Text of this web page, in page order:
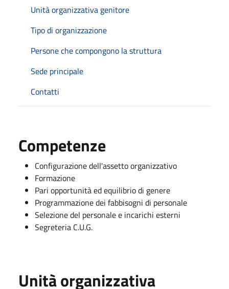
Unità organizzativa genitore
Tipo di organizzazione
Persone che compongono la struttura
Sede principale
Contatti
Competenze
Configurazione dell'assetto organizzativo
Formazione
Pari opportunità ed equilibrio di genere
Programmazione dei fabbisogni di personale
Selezione del personale e incarichi esterni
Segreteria C.U.G.
Unità organizzativa